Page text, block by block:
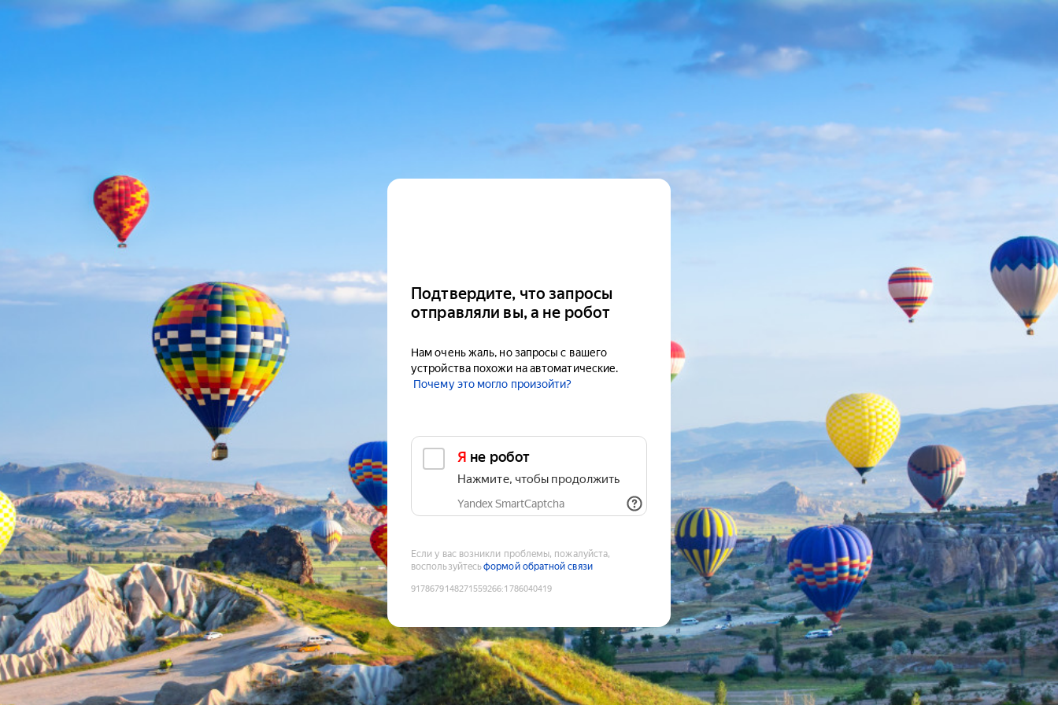
Подтвердите, что запросы
отправляли вы, а не робот
Нам очень жаль, но запросы с вашего
устройства похожи на автоматические.
Почему это могло произойти?
Я не робот
Нажмите, чтобы продолжить
Yandex SmartCaptcha
Если у вас возникли проблемы, пожалуйста,
воспользуйтесьформой обратной связи
9178679148271559266:1786040419